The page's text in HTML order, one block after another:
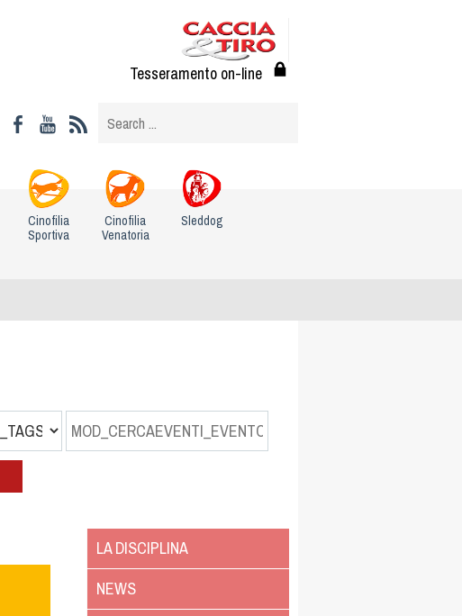
Tesseramento on-line
Cinofilia
Sportiva
Cinofilia
Venatoria
Sleddog
LA DISCIPLINA
NEWS